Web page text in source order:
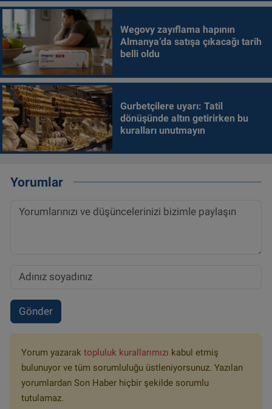
Wegovy zayıflama hapının
Almanya’da satışa çıkacağı tarih
belli oldu
Gurbetçilere uyarı: Tatil
dönüşünde altın getirirken bu
kuralları unutmayın
Yorumlar
Gönder
Yorum yazarak topluluk kurallarımızı kabul etmiş
bulunuyor ve tüm sorumluluğu üstleniyorsunuz. Yazılan
yorumlardan Son Haber hiçbir şekilde sorumlu
tutulamaz.